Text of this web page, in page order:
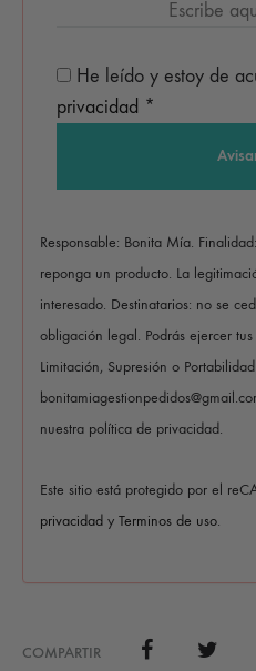
He leído y estoy de
privacidad *
Responsable: Bonita Mía.
reponga un producto. La
interesado. Destinatarios: no se
obligación legal. Podrás ejercer
Limitación, Supresión o
nuestra política de privacidad.
Este sitio está protegido por el
privacidad y Terminos de uso.
COMPARTIR